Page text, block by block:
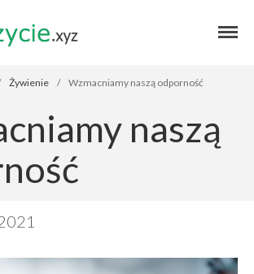
Autor
Żywienie / Wzmacniamy naszą odporność
naszą